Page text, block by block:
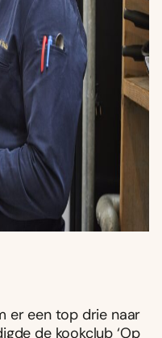
er een top drie naar
de kookclub ‘Op